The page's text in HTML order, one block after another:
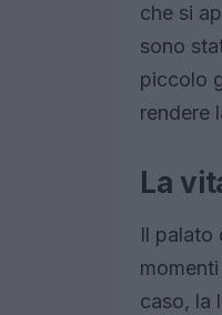
che si
sono
piccolo
rendere
La
Il palato
caso, la